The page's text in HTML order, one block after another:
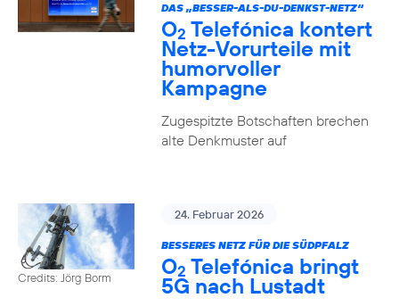
DAS „BESSER-ALS-DU-DENKST-NETZ“
O2 Telefónica kontert
Netz-Vorurteile mit
humorvoller
Kampagne
Zugespitzte Botschaften brechen
alte Denkmuster auf
Credits: Jörg Borm
24. Februar 2026
BESSERES NETZ FÜR DIE SÜDPFALZ
O2 Telefónica bringt
5G nach Lustadt